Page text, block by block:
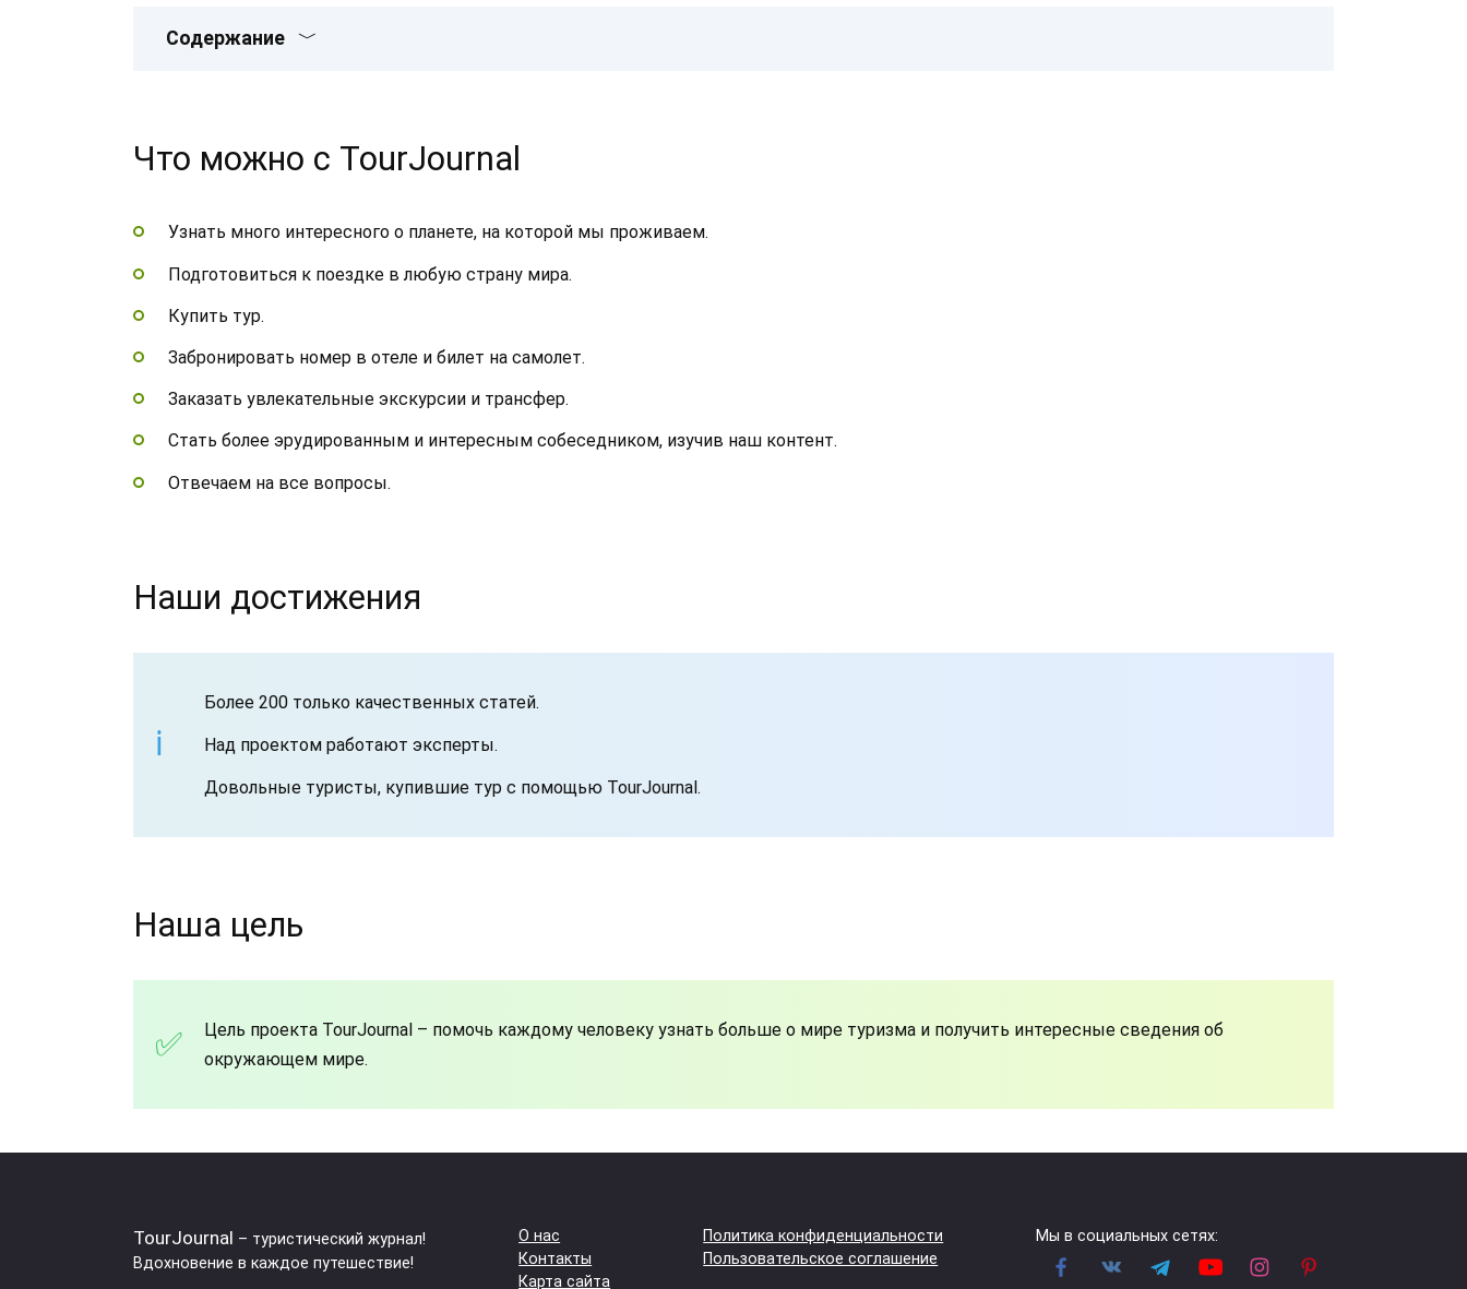
Содержание
Что можно с TourJournal
Узнать много интересного о планете, на которой мы проживаем.
Подготовиться к поездке в любую страну мира.
Купить тур.
Забронировать номер в отеле и билет на самолет.
Заказать увлекательные экскурсии и трансфер.
Стать более эрудированным и интересным собеседником, изучив наш контент.
Отвечаем на все вопросы.
Наши достижения
Более 200 только качественных статей.
Над проектом работают эксперты.
Довольные туристы, купившие тур с помощью TourJournal.
Наша цель
Цель проекта TourJournal – помочь каждому человеку узнать больше о мире туризма и получить интересные сведения об
окружающем мире.
TourJournal – туристический журнал!
Вдохновение в каждое путешествие!
О нас
Контакты
Карта сайта
Политика конфиденциальности
Пользовательское соглашение
Мы в социальных сетях: